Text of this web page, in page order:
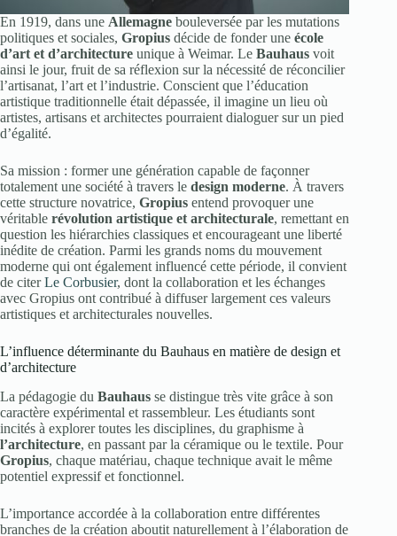
En 1919, dans une Allemagne bouleversée par les mutations
politiques et sociales, Gropius décide de fonder une école
d’art et d’architecture unique à Weimar. Le Bauhaus voit
ainsi le jour, fruit de sa réflexion sur la nécessité de réconcilier
l’artisanat, l’art et l’industrie. Conscient que l’éducation
artistique traditionnelle était dépassée, il imagine un lieu où
artistes, artisans et architectes pourraient dialoguer sur un pied
d’égalité.
Sa mission : former une génération capable de façonner
totalement une société à travers le design moderne. À travers
cette structure novatrice, Gropius entend provoquer une
véritable révolution artistique et architecturale, remettant en
question les hiérarchies classiques et encourageant une liberté
inédite de création. Parmi les grands noms du mouvement
moderne qui ont également influencé cette période, il convient
de citerLe Corbusier, dont la collaboration et les échanges
avec Gropius ont contribué à diffuser largement ces valeurs
artistiques et architecturales nouvelles.
L’influence déterminante du Bauhaus en matière de design et
d’architecture
La pédagogie du Bauhaus se distingue très vite grâce à son
caractère expérimental et rassembleur. Les étudiants sont
incités à explorer toutes les disciplines, du graphisme à
l’architecture, en passant par la céramique ou le textile. Pour
Gropius, chaque matériau, chaque technique avait le même
potentiel expressif et fonctionnel.
L’importance accordée à la collaboration entre différentes
branches de la création aboutit naturellement à l’élaboration de